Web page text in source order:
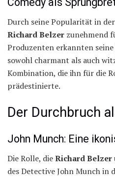
Durch seine Popularität in
Richard Belzer zunehmend
Produzenten erkannten
sowohl charmant als auch
Kombination, die ihn für die
prädestinierte.
Der Durchbruch
John Munch: Eine
Die Rolle, dieRichard Belzer
des Detective John Munch in